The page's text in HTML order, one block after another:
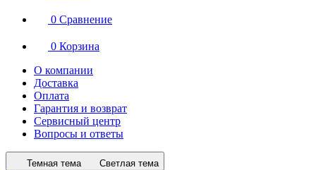
0 Сравнение
0 Корзина
О компании
Доставка
Оплата
Гарантия и возврат
Сервисный центр
Вопросы и ответы
Темная тема Светлая тема